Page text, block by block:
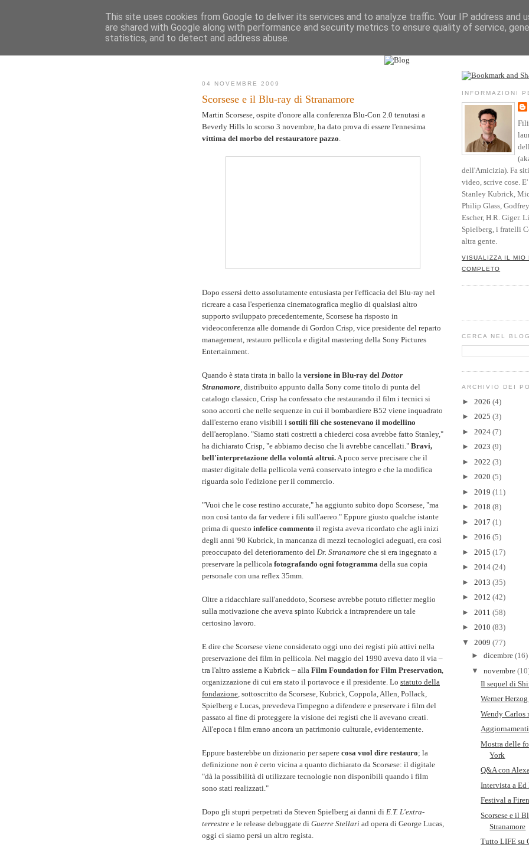
AK
Novità Mappa del sito
Vita Opere Parole Testimonianze
04 NOVEMBRE 2009
Scorsese e il Blu-ray di Stranamore
Martin Scorsese, ospite d'onore alla conferenza Blu-Con 2.0 tenutasi a
Beverly Hills lo scorso 3 novembre, ha dato prova di essere l'ennesima
vittima del morbo del restauratore pazzo
Dopo essersi detto assolutamente entusiasta per l'efficacia del Blu-ray nel
ricreare a casa l'esperienza cinematografica meglio di qualsiasi altro
supporto sviluppato precedentemente, Scorsese ha risposto in
videoconferenza alle domande di Gordon Crisp, vice presidente del reparto
management, restauro pellicola e digital mastering della Sony Pictures
Entertainment.
Quando è stata tirata in ballo la versione in Blu-ray del Dottor
Stranamore , distribuito appunto dalla Sony come titolo di punta del
catalogo classico, Crisp ha confessato che restaurando il film i tecnici si
sono accorti che nelle sequenze in cui il bombardiere B52 viene inquadrato
dall'esterno erano visibili i sottili fili che sostenevano il modellino
dell'aeroplano. "Siamo stati costretti a chiederci cosa avrebbe fatto Stanley,"
ha dichiarato Crisp, "e abbiamo deciso che li avrebbe cancellati." Bravi,
bell'interpretazione della volontà altrui. A poco serve precisare che il
master digitale della pellicola verrà conservato integro e che la modifica
riguarda solo l'edizione per il commercio.
"Vuoi che le cose restino accurate," ha aggiunto subito dopo Scorsese, "ma
non così tanto da far vedere i fili sull'aereo." Eppure giusto qualche istante
prima di questo infelice commento il regista aveva ricordato che agli inizi
degli anni '90 Kubrick, in mancanza di mezzi tecnologici adeguati, era così
preoccupato del deterioramento del Dr. Stranamore che si era ingegnato a
preservare la pellicola fotografando ogni fotogramma della sua copia
personale con una reflex 35mm.
Oltre a ridacchiare sull'aneddoto, Scorsese avrebbe potuto rifletter meglio
sulla motivazione che aveva spinto Kubrick a intraprendere un tale
certosino lavoro.
E dire che Scorsese viene considerato oggi uno dei registi più attivi nella
preservazione dei film in pellicola. Nel maggio del 1990 aveva dato il via –
tra l'altro assieme a Kubrick – alla Film Foundation for Film Preservation
organizzazione di cui era stato il portavoce e il presidente. Lo statuto della
fondazione , sottoscritto da Scorsese, Kubrick, Coppola, Allen, Pollack,
Spielberg e Lucas, prevedeva l'impegno a difendere e preservare i film del
passato al fine di proteggere la visione dei registi che li avevano creati.
All'epoca i film erano ancora un patrimonio culturale, evidentemente.
Eppure basterebbe un dizionario per sapere cosa vuol dire restauro; la
definizione non è certo vicina a quanto dichiarato da Scorsese: il digitale
"dà la possibilità di utilizzare tecnologie non disponibili quando i film
sono stati realizzati."
Dopo gli stupri perpetrati da Steven Spielberg ai danni di E.T. L'extra-
terrestre e le release debuggate di Guerre Stellari ad opera di George Lucas,
oggi ci siamo persi un altro regista.
INFORMAZIONI
dell'Amicizia). Fa
video, scrive cose.
Stanley Kubrick,
Philip Glass,
Escher, H.R. Giger.
Spielberg, i fratelli
altra gente.
VISUALIZZA IL MIO
COMPLETO
CERCA NEL BLOG
ARCHIVIO DEI
► 2026 (4)
► 2025 (3)
► 2024 (7)
► 2023 (9)
► 2022 (3)
► 2020 (5)
► 2019 (11)
► 2018 (8)
► 2017 (1)
► 2016 (5)
► 2015 (17)
► 2014 (24)
► 2013 (35)
► 2012 (42)
► 2011 (58)
► 2010 (83)
▼ 2009 (77)
► dicembre (16)
▼ novembre
Il sequel di
Werner
Wendy Carlos
Mostra delle
York
Q&A con
Intervista a Ed
Festival a
Scorsese e il
Stranamore
Tutto LIFE su
This site uses cookies from Google to deliver its services and to analyze traffic. Your IP address and
are shared with Google along with performance and security metrics to ensure quality of service,
statistics, and to detect and address abuse.